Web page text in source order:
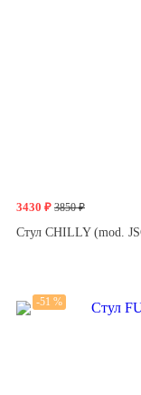
3430 ₽ 3850 ₽
Стул CHILLY (mod.
-51 %